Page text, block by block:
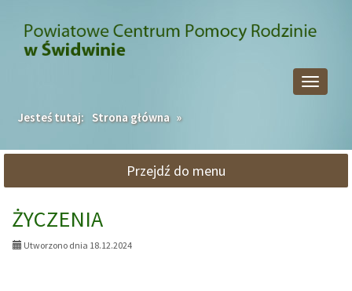
głównej
treści
wyszukiwarki
Przełącz
Jesteś tutaj: Strona główna »
Przejdź do menu
strona
2:
ŻYCZENIA
Utworzono dnia 18.12.2024